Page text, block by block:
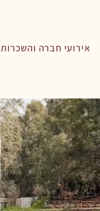
אירועי חברה והשכרות